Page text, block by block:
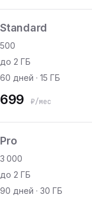
Standard
500
до 2 ГБ
60 дней · 15 ГБ
699 ₽/мес
Pro
3 000
до 2 ГБ
90 дней · 30 ГБ